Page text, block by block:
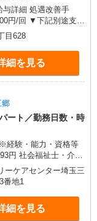
別途支給
り：年2
当は
目628
細を見る
郷
ート／勤務日数・時
経験・能力・資格等
円 社会福祉士・介護
遇改善加算含む 〇時
当 〇無事故無違反表
ーケアセンター埼玉三
番地1
細を見る